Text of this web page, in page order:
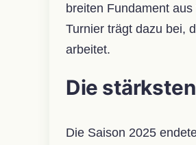
breiten Fundament
Turnier trägt dazu bei,
arbeitet.
Die
Die Saison 2025